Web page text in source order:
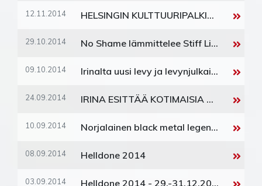
12.11.2014 HELSINGIN KULTTUURIPALKINTO PELLE MILJOONALLE!
29.10.2014 No Shame lämmittelee Stiff Little Fingersiä Tavastialla!
09.10.2014 Irinalta uusi levy ja levynjulkaisukiertue!
24.09.2014 IRINA ESITTÄÄ KOTIMAISIA KAPPALEITA TÄYSIN UUDESSA VALOSSA
10.09.2014 Norjalainen black metal legenda Mayhem on palannut!
08.09.2014 Helldone 2014
03.09.2014 Helldone 2014 - 29.-31.12.2014